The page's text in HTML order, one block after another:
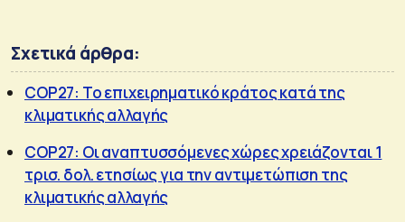
Σχετικά άρθρα:
COP27: Το επιχειρηματικό κράτος κατά της
κλιματικής αλλαγής
COP27: Οι αναπτυσσόμενες χώρες χρειάζονται 1
τρισ. δολ. ετησίως για την αντιμετώπιση της
κλιματικής αλλαγής